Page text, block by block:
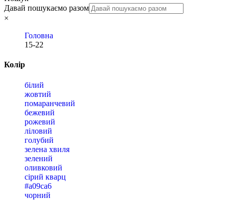
Давай пошукаємо разом
×
Головна
15-22
Колір
білий
жовтий
помаранчевий
бежевий
рожевий
ліловий
голубий
зелена хвиля
зелений
оливковий
сірий кварц
#a09ca6
чорний